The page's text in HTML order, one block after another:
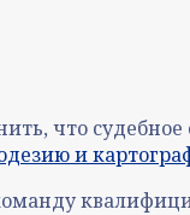
что
и